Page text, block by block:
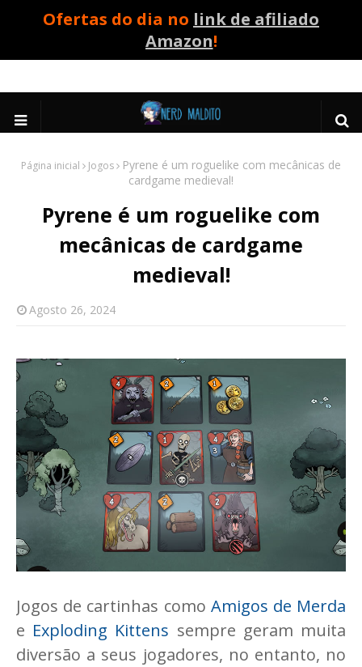
Ofertas do dia no link de afiliado
Amazon!
Página inicial Jogos
Pyrene é um roguelike com mecânicas de
cardgame medieval!
Pyrene é um roguelike com
mecânicas de cardgame
medieval!
Agosto 26, 2024
Jogos de cartinhas como Amigos de Merda
e Exploding Kittens sempre geram muita
diversão a seus jogadores, no entanto, no